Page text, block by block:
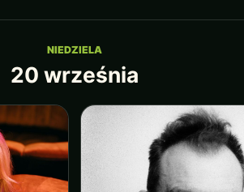
NIEDZIELA
20 września